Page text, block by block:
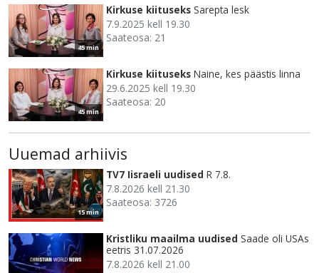
45 min
Kirkuse kiituseks Sarepta lesk
7.9.2025 kell 19.30
Saateosa: 21
45 min
Kirkuse kiituseks Naine, kes päästis linna
29.6.2025 kell 19.30
Saateosa: 20
Uuemad arhiivis
15 min
TV7 Iisraeli uudised R 7.8.
7.8.2026 kell 21.30
Saateosa: 3726
Kristliku maailma uudised Saade oli USAs
eetris 31.07.2026
7.8.2026 kell 21.00